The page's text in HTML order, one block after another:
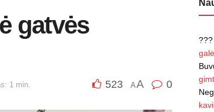
gatvės
1 min. 523 AA 0
???